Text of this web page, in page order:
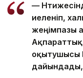
—
иеленіп,
жеңімпазы
Ақпараттық
оқытушысы
дайындады,